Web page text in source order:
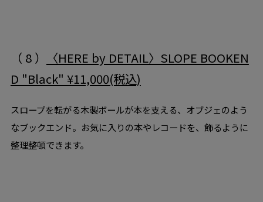
（ 8 ）
〈HERE by DETAIL〉SLOPE BOOKEN
D "Black" ¥11,000(税込)
スロープを転がる木製ボールが本を支える、オブジェのよう
なブックエンド。お気に入りの本やレコードを、飾るように
整理整頓できます。